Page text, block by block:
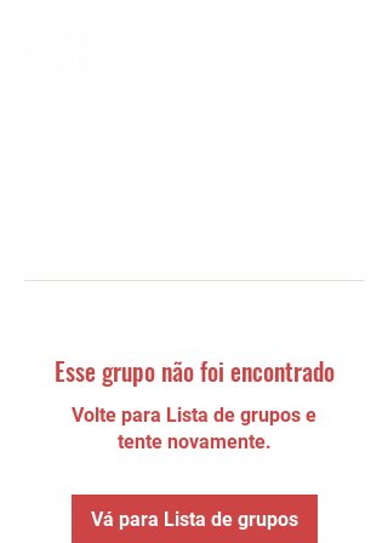
Esse grupo não foi encontrado
Volte para Lista de grupos e
tente novamente.
Vá para Lista de grupos